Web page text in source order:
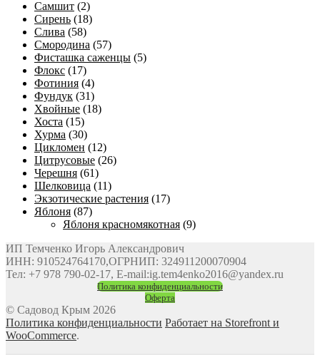
Самшит (2)
Сирень (18)
Слива (58)
Смородина (57)
Фисташка саженцы (5)
Флокс (17)
Фотиния (4)
Фундук (31)
Хвойные (18)
Хоста (15)
Хурма (30)
Цикломен (12)
Цитрусовые (26)
Черешня (61)
Шелковица (11)
Экзотические растения (17)
Яблоня (87)
Яблоня красномякотная (9)
ИП Темченко Игорь Александрович
ИНН: 910524764170,ОГРНИП: 324911200070904
Тел: +7 978 790-02-17, E-mail:ig.tem4enko2016@yandex.ru
Политика конфиденциальности
Оферта
© Садовод Крым 2026
Политика конфиденциальности Работает на Storefront и
WooCommerce.